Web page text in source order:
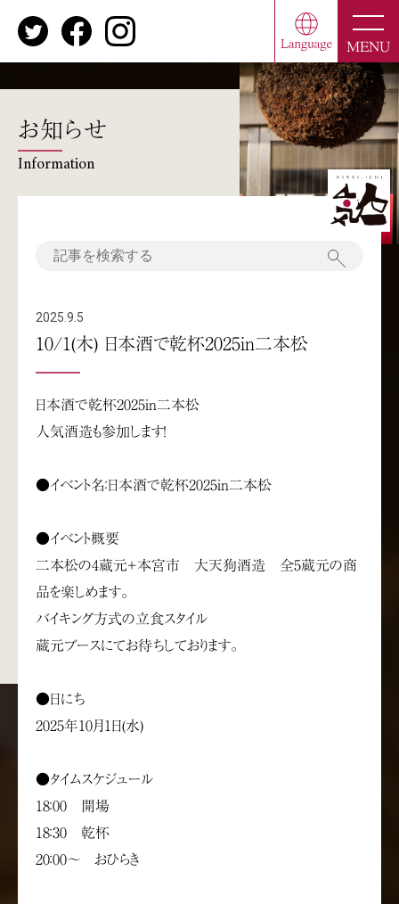
MENU
お知らせ
Information
2025.9.5
10/1(木) 日本酒で乾杯2025in二本松
日本酒で乾杯2025in二本松
人気酒造も参加します！
●イベント名：日本酒で乾杯2025in二本松
●イベント概要
二本松の4蔵元＋本宮市 大天狗酒造 全5蔵元の商
品を楽しめます。
バイキング方式の立食スタイル
蔵元ブースにてお待ちしております。
●日にち
2025年10月1日(水)
●タイムスケジュール
18：00 開場
18：30 乾杯
20：00～ おひらき